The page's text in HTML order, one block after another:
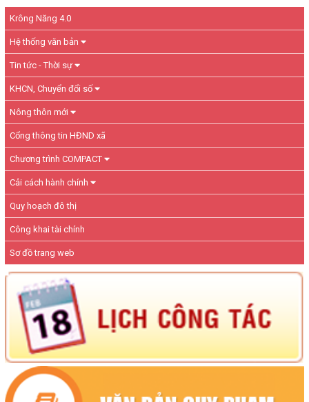
Krông Năng 4.0
Hệ thống văn bản
Tin tức - Thời sự
KHCN, Chuyển đổi số
Nông thôn mới
Cổng thông tin HĐND xã
Chương trình COMPACT
Cải cách hành chính
Quy hoạch đô thị
Công khai tài chính
Sơ đồ trang web